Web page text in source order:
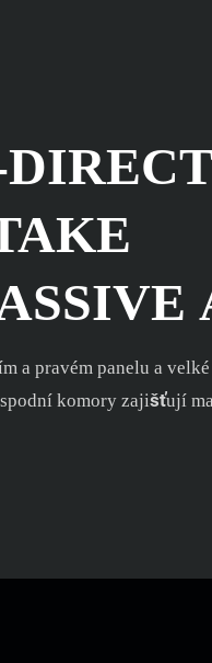
a pravém panelu a
komory zajišťují